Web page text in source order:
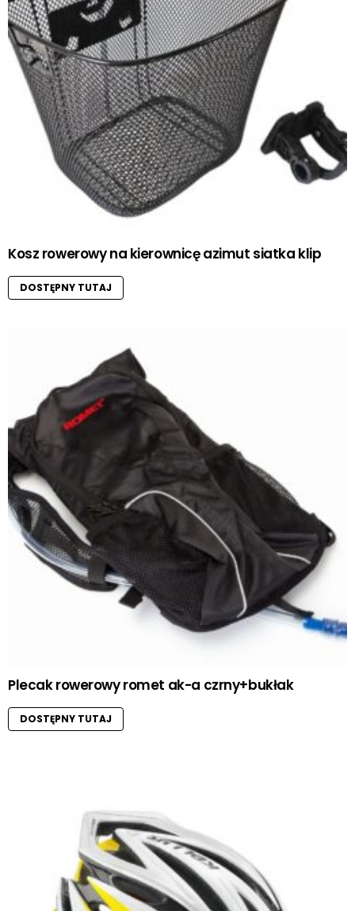
Kosz rowerowy na kierownicę azimut siatka klip
DOSTĘPNY TUTAJ
Plecak rowerowy romet ak-a czrny+bukłak
DOSTĘPNY TUTAJ